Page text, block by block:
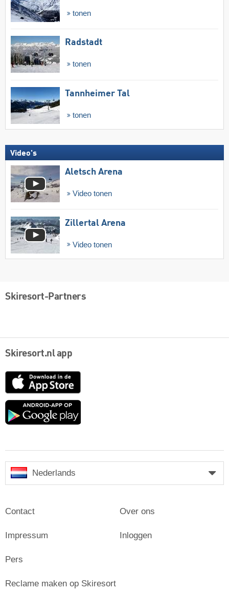
tonen
Radstadt
tonen
Tannheimer Tal
tonen
Video's
Aletsch Arena
Video tonen
Zillertal Arena
Video tonen
Skiresort-Partners
Skiresort.nl app
App
Google
Nederlands
Contact
Impressum
Pers
Over ons
Inloggen
Reclame maken op Skiresort